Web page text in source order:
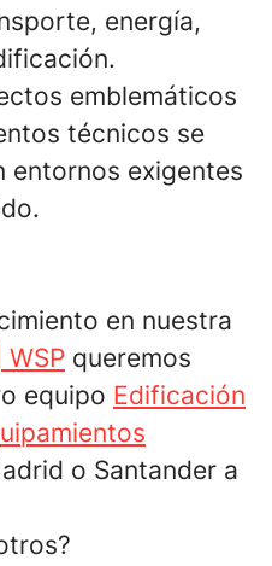
energía,
emblemáticos
técnicos se
entornos exigentes
en nuestra
queremos
equipo Edificación
o Santander a